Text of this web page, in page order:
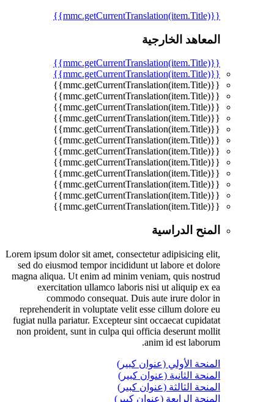
{{mmc.getCurrentTranslation(item.Title)}}
المعاهد الخارجية
{{mmc.getCurrentTranslation(item.Title)}}
{{mmc.getCurrentTranslation(item.Title)}}
{{mmc.getCurrentTranslation(item.Title)}}
{{mmc.getCurrentTranslation(item.Title)}}
{{mmc.getCurrentTranslation(item.Title)}}
{{mmc.getCurrentTranslation(item.Title)}}
{{mmc.getCurrentTranslation(item.Title)}}
{{mmc.getCurrentTranslation(item.Title)}}
{{mmc.getCurrentTranslation(item.Title)}}
{{mmc.getCurrentTranslation(item.Title)}}
{{mmc.getCurrentTranslation(item.Title)}}
{{mmc.getCurrentTranslation(item.Title)}}
{{mmc.getCurrentTranslation(item.Title)}}
{{mmc.getCurrentTranslation(item.Title)}}
المنح الدراسية
Lorem ipsum dolor sit amet, consectetur adipisicing elit,
sed do eiusmod tempor incididunt ut labore et dolore
magna aliqua. Ut enim ad minim veniam, quis nostrud
exercitation ullamco laboris nisi ut aliquip ex ea
commodo consequat. Duis aute irure dolor in
reprehenderit in voluptate velit esse cillum dolore eu
fugiat nulla pariatur. Excepteur sint occaecat cupidatat
non proident, sunt in culpa qui officia deserunt mollit
anim id est laborum.
المنحة الأولي (عنوان كبير)
المنحة الثانية (عنوان كبير)
المنحة الثالثة (عنوان كبير)
المنحة الرابعة (عنوان كبير)